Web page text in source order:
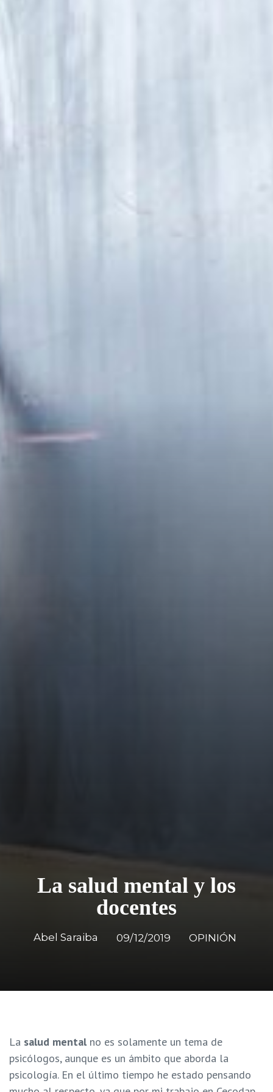
La salud mental y los
docentes
Abel Saraiba 09/12/2019 OPINIÓN
La salud mentalno es solamente un tema de
psicólogos, aunque es un ámbito que aborda la
psicología. En el último tiempo he estado pensando